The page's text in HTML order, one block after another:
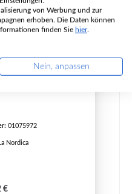
Plus EVO D.S.A. 4.0
01075972
La Nordica
Preis:
€
von Werbung und zur
erhoben. Die Daten können
finden Sie hier.
Nein, anpassen